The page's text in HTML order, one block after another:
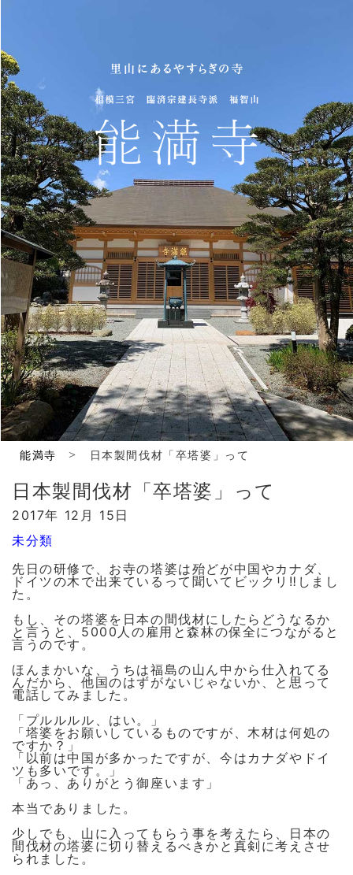
能満寺 > 日本製間伐材「卒塔婆」って
日本製間伐材「卒塔婆」って
2017年 12月 15日
未分類
先日の研修で、お寺の塔婆は殆どが中国やカナダ、
ドイツの木で出来ているって聞いてビックリ‼️しまし
た。
もし、その塔婆を日本の間伐材にしたらどうなるか
と言うと、5000人の雇用と森林の保全につながると
言うのです。
ほんまかいな、うちは福島の山ん中から仕入れてる
んだから、他国のはずがないじゃないか、と思って
電話してみました。
「プルルルル、はい。」
「塔婆をお願いしているものですが、木材は何処の
ですか？」
「以前は中国が多かったですが、今はカナダやドイ
ツも多いです。」
「あっ、ありがとう御座います」
本当でありました。
少しでも、山に入ってもらう事を考えたら、日本の
間伐材の塔婆に切り替えるべきかと真剣に考えさせ
られました。